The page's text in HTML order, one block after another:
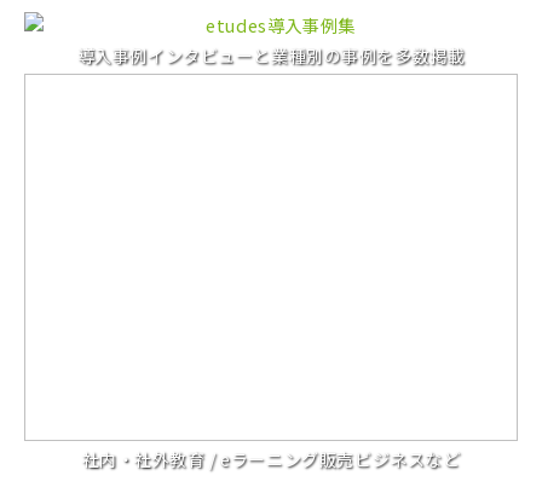
導入事例インタビューと業種別の事例を多数掲載
社内・社外教育 / eラーニング販売ビジネスなど